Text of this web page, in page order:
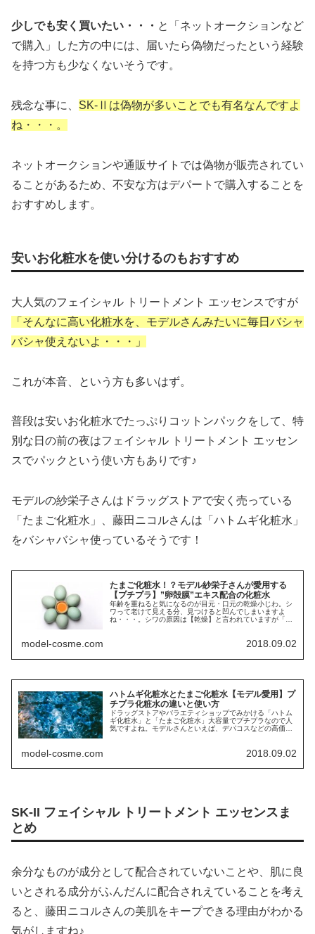
少しでも安く買いたい・・・ と「ネットオークションなど
で購入」した方の中には、届いたら偽物だったという経験
を持つ方も少なくないそうです。
残念な事に、 SK-Ⅱは偽物が多いことでも有名なんですよ
ね・・・。
ネットオークションや通販サイトでは偽物が販売されてい
ることがあるため、不安な方はデパートで購入することを
おすすめします。
安いお化粧水を使い分けるのもおすすめ
大人気のフェイシャル トリートメント エッセンスですが
「そんなに高い化粧水を、モデルさんみたいに毎日バシャ
バシャ使えないよ・・・」
これが本音、という方も多いはず。
普段は安いお化粧水でたっぷりコットンパックをして、特
別な日の前の夜はフェイシャル トリートメント エッセン
スでパックという使い方もありです♪
モデルの紗栄子さんはドラッグストアで安く売っている
「たまご化粧水」、藤田ニコルさんは「ハトムギ化粧水」
をバシャバシャ使っているそうです！
たまご化粧水！？モデル紗栄子さんが愛用する
【プチプラ】”卵殻膜”エキス配合の化粧水
年齢を重ねると気になるのが目元・口元の乾燥小じわ。シ
ワって老けて見える分、見つけると凹んでしまいますよ
ね・・・。シワの原因は【乾燥】と言われていますが「高
model-cosme.com 2018.09.02
ハトムギ化粧水とたまご化粧水【モデル愛用】プ
チプラ化粧水の違いと使い方
ドラッグストアやバラエティショップでみかける「ハトム
ギ化粧水」と「たまご化粧水」大容量でプチプラなので人
気ですよね。モデルさんといえば、デパコスなどの高価な
model-cosme.com 2018.09.02
SK-II フェイシャル トリートメント エッセンスま
とめ
余分なものが成分として配合されていないことや、肌に良
いとされる成分がふんだんに配合されえていることを考え
ると、藤田ニコルさんの美肌をキープできる理由がわかる
気がしますね♪